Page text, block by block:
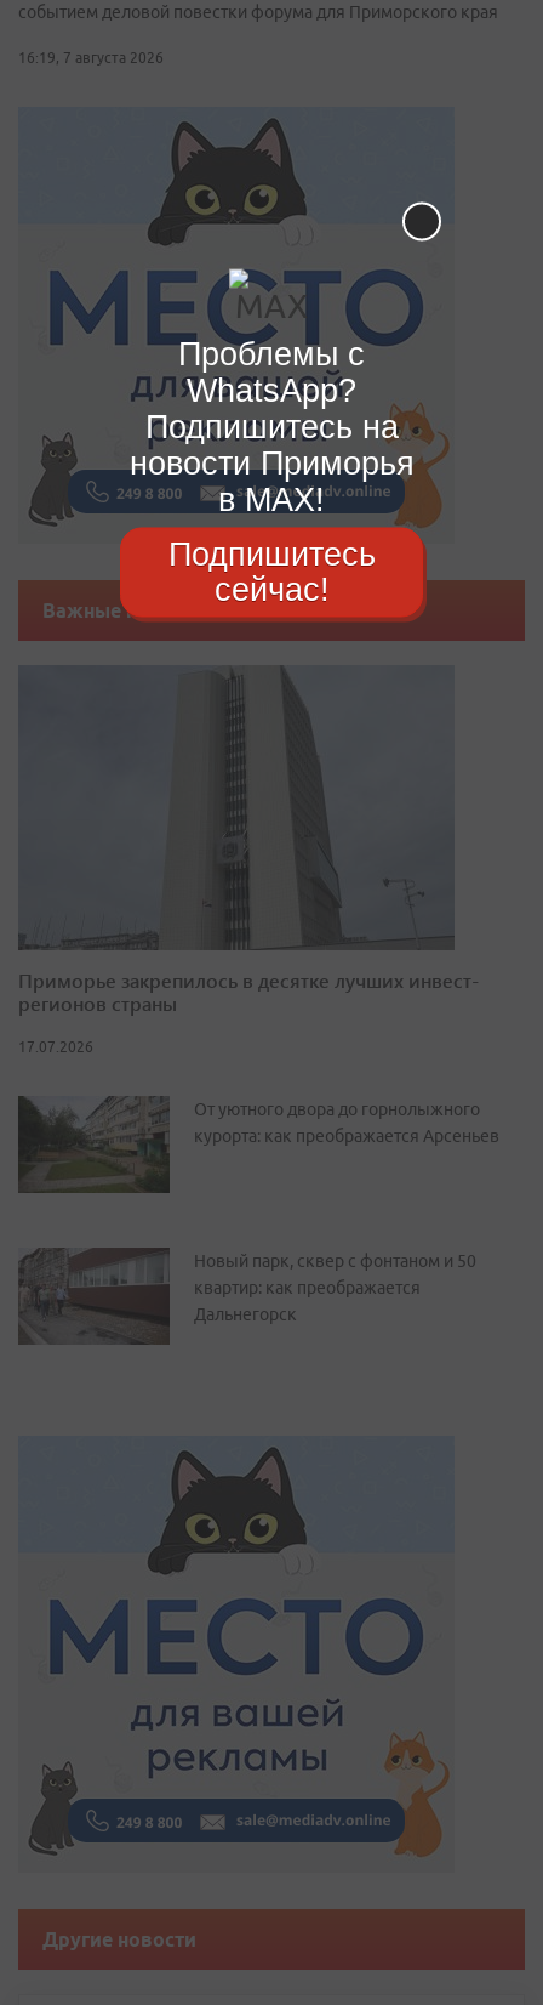
событием деловой повестки форума для Приморского края
16:19, 7 августа 2026
Важные новости
Приморье закрепилось в десятке лучших инвест-
регионов страны
17.07.2026
От уютного двора до горнолыжного
курорта: как преображается Арсеньев
Новый парк, сквер с фонтаном и 50
квартир: как преображается
Дальнегорск
Другие новости
Проблемы с
WhatsApp?
Подпишитесь на
новости Приморья
в MAX!
Подпишитесь
сейчас!